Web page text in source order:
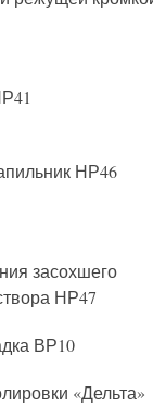
НР46
засохшего
НР47
ВР10
«Дельта»